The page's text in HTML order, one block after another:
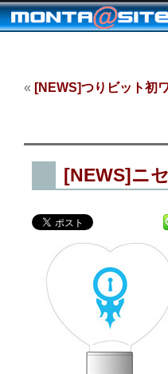
« [NEWS]つりビット初
[NEWS]ニ